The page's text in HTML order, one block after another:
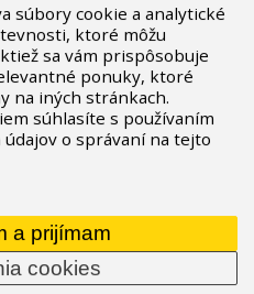
súbory cookie a analytické
ktoré môžu
sa vám prispôsobuje
ponuky, ktoré
na iných stránkach.
súhlasíte s používaním
o správaní na tejto
a prijímam
cookies